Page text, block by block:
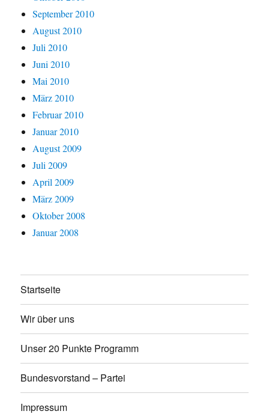
September 2010
August 2010
Juli 2010
Juni 2010
Mai 2010
März 2010
Februar 2010
Januar 2010
August 2009
Juli 2009
April 2009
März 2009
Oktober 2008
Januar 2008
Startseite
Wir über uns
Unser 20 Punkte Programm
Bundesvorstand – Partei
Impressum